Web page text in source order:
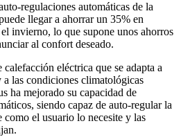
regulaciones automáticas de la
llegar a ahorrar un 35% en
invierno, lo que supone unos ahorros
al confort deseado.
eléctrica que se adapta a
a las condiciones climatológicas
ha mejorado su capacidad de
siendo capaz de auto-regular la
como el usuario lo necesite y las